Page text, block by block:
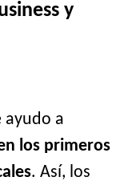
y
ayudo a
los primeros
. Así, los